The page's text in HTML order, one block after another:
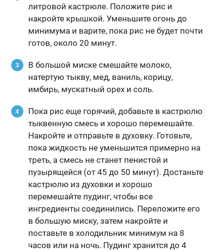
литровой кастрюле. Положите рис и
накройте крышкой. Уменьшите огонь до
минимума и варите, пока рис не будет почти
готов, около 20 минут.
В большой миске смешайте молоко,
натертую тыкву, мед, ваниль, корицу,
имбирь, мускатный орех и соль.
Пока рис еще горячий, добавьте в кастрюлю
тыквенную смесь и хорошо перемешайте.
Накройте и отправьте в духовку. Готовьте,
пока жидкость не уменьшится примерно на
треть, а смесь не станет пенистой и
пузырящейся (от 45 до 50 минут). Достаньте
кастрюлю из духовки и хорошо
перемешайте пудинг, чтобы все
ингредиенты соединились. Переложите его
в большую миску, затем накройте и
поставьте в холодильник минимум на 8
часов или на ночь. Пудинг хранится до 4